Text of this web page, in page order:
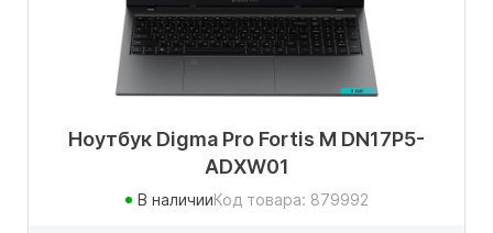
Ноутбук Digma Pro Fortis M DN17P5-
ADXW01
В наличииКод товара: 879992